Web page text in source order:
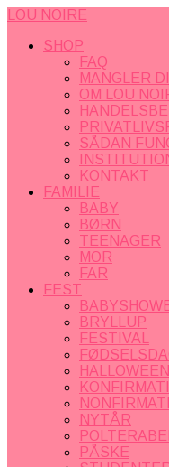
LOU NOIRE
SHOP
FAQ
MANGLER
OM LOU
SÅDAN
KONTAKT
FAMILIE
BABY
BØRN
TEENAGER
MOR
FAR
FEST
BRYLLUP
FESTIVAL
HALLOWEEN
NYTÅR
PÅSKE